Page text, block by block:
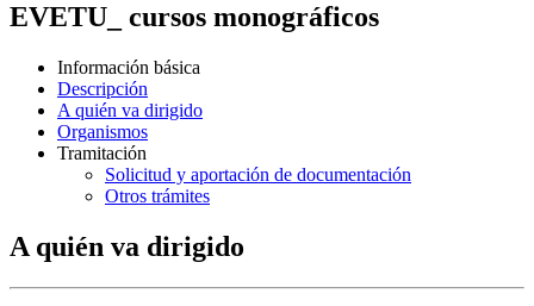
EVETU_ cursos monográficos
Información básica
Descripción
A quién va dirigido
Organismos
Tramitación
Solicitud y aportación de documentación
Otros trámites
A quién va dirigido